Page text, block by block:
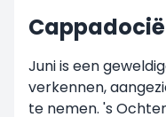
Cappadocië
Juni is een
verkennen,
te nemen. 's